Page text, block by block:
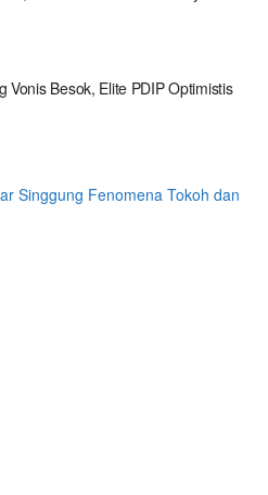
Vonis Besok, Elite PDIP Optimistis
Singgung Fenomena Tokoh dan